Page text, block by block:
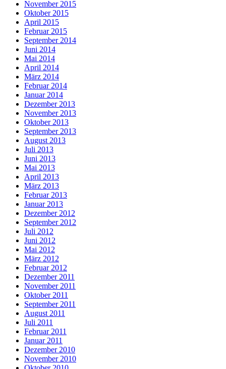
November 2015
Oktober 2015
April 2015
Februar 2015
September 2014
Juni 2014
Mai 2014
April 2014
März 2014
Februar 2014
Januar 2014
Dezember 2013
November 2013
Oktober 2013
September 2013
August 2013
Juli 2013
Juni 2013
Mai 2013
April 2013
März 2013
Februar 2013
Januar 2013
Dezember 2012
September 2012
Juli 2012
Juni 2012
Mai 2012
März 2012
Februar 2012
Dezember 2011
November 2011
Oktober 2011
September 2011
August 2011
Juli 2011
Februar 2011
Januar 2011
Dezember 2010
November 2010